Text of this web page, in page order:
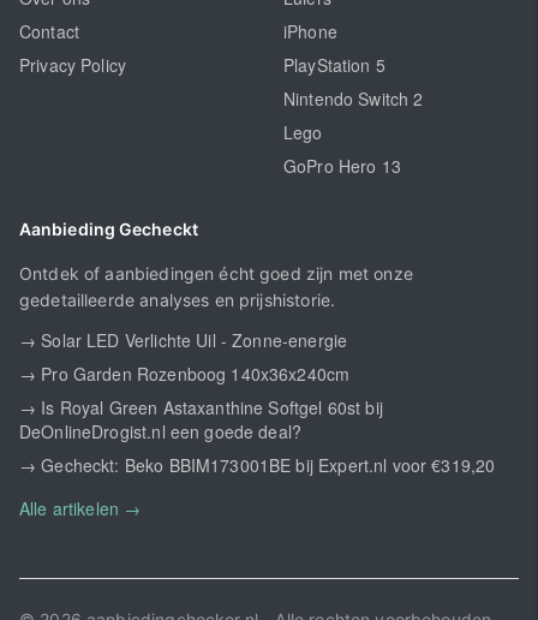
Contact
Privacy Policy
iPhone
PlayStation 5
Nintendo Switch 2
Lego
GoPro Hero 13
Aanbieding Gecheckt
Ontdek of aanbiedingen écht goed zijn met onze
gedetailleerde analyses en prijshistorie.
→ Solar LED Verlichte Uil - Zonne-energie
→ Pro Garden Rozenboog 140x36x240cm
→ Is Royal Green Astaxanthine Softgel 60st bij
DeOnlineDrogist.nl een goede deal?
→ Gecheckt: Beko BBIM173001BE bij Expert.nl voor €319,20
Alle artikelen →